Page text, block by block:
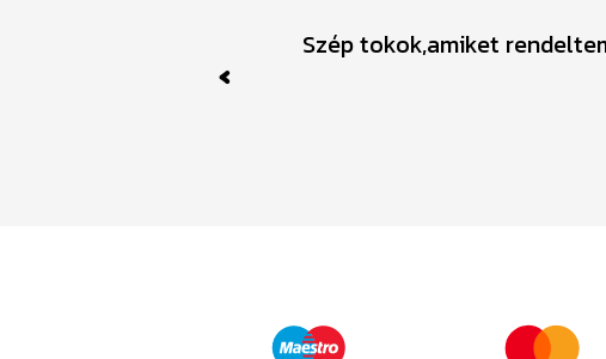
Szép tokok,amiket
Previous